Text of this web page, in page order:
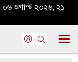
০৬ অগাস্ট ২০২৬, ২১